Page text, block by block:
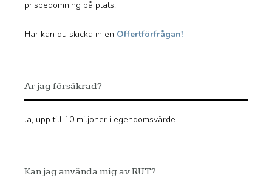
prisbedömning på plats!
Här kan du skicka in en Offertförfrågan!
Är jag försäkrad?
Ja, upp till 10 miljoner i egendomsvärde.
Kan jag använda mig av RUT?